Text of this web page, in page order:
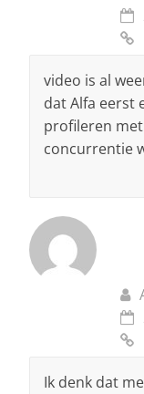
video is al
dat Alfa eerst
profileren
concurrentie
Ik denk dat